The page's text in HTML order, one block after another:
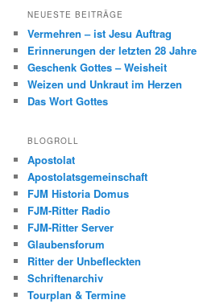
NEUESTE BEITRÄGE
Vermehren – ist Jesu Auftrag
Erinnerungen der letzten 28 Jahre
Geschenk Gottes – Weisheit
Weizen und Unkraut im Herzen
Das Wort Gottes
BLOGROLL
Apostolat
Apostolatsgemeinschaft
FJM Historia Domus
FJM-Ritter Radio
FJM-Ritter Server
Glaubensforum
Ritter der Unbefleckten
Schriftenarchiv
Tourplan & Termine